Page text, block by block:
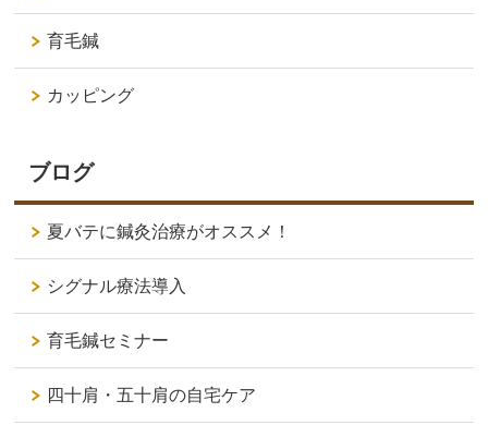
育毛鍼
カッピング
ブログ
夏バテに鍼灸治療がオススメ！
シグナル療法導入
育毛鍼セミナー
四十肩・五十肩の自宅ケア